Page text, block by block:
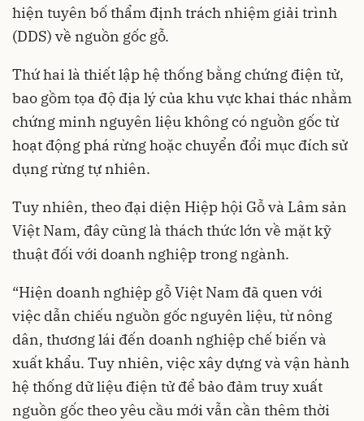
hiện tuyên bố thẩm định trách nhiệm giải trình
(DDS) về nguồn gốc gỗ.
Thứ hai là thiết lập hệ thống bằng chứng điện tử,
bao gồm tọa độ địa lý của khu vực khai thác nhằm
chứng minh nguyên liệu không có nguồn gốc từ
hoạt động phá rừng hoặc chuyển đổi mục đích sử
dụng rừng tự nhiên.
Tuy nhiên, theo đại diện Hiệp hội Gỗ và Lâm sản
Việt Nam, đây cũng là thách thức lớn về mặt kỹ
thuật đối với doanh nghiệp trong ngành.
“Hiện doanh nghiệp gỗ Việt Nam đã quen với
việc dẫn chiếu nguồn gốc nguyên liệu, từ nông
dân, thương lái đến doanh nghiệp chế biến và
xuất khẩu. Tuy nhiên, việc xây dựng và vận hành
hệ thống dữ liệu điện tử để bảo đảm truy xuất
nguồn gốc theo yêu cầu mới vẫn cần thêm thời